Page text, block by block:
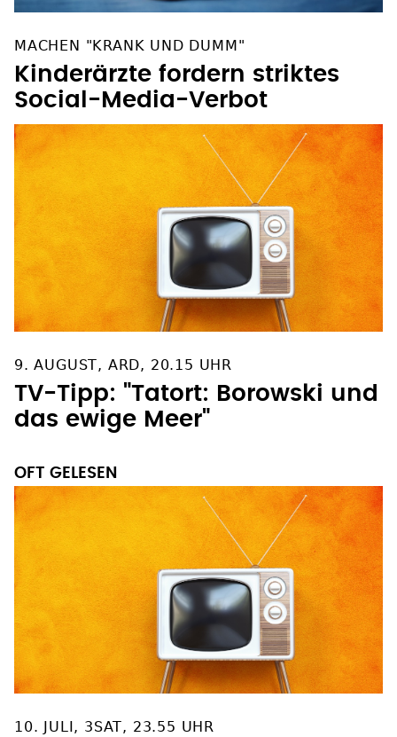
MACHEN "KRANK UND DUMM"
Kinderärzte fordern striktes
Social-Media-Verbot
9. AUGUST, ARD, 20.15 UHR
TV-Tipp: "Tatort: Borowski und
das ewige Meer"
OFT GELESEN
10. JULI, 3SAT, 23.55 UHR